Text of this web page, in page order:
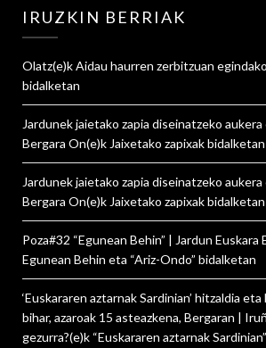
IRUZKIN BERRIAK
Olatz(e)kAidau haurren zerbitzuan
bidalketan
Jardunek jaietako zapia diseinatzeko aukera
Bergara On(e)k Jaixetako zapixakbidalketan
Jardunek jaietako zapia diseinatzeko aukera
Bergara On(e)k Jaixetako zapixakbidalketan
Poza#32 “Egunean Behin” | Jardun Euskara
Egunean Behin eta “Ariz-Ondo” bidalketan
‘Euskararen aztarnak Sardinian’ hitzaldia
bihar, azaroak 15 asteazkena, Bergaran |
gezurra?(e)k “Euskararen aztarnak